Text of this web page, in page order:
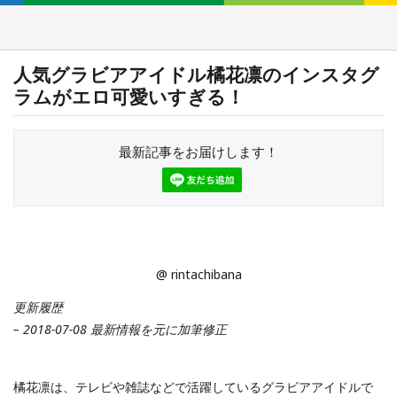
人気グラビアアイドル橘花凛のインスタグ
ラムがエロ可愛いすぎる！
最新記事をお届けします！
@ rintachibana
更新履歴
– 2018-07-08 最新情報を元に加筆修正
橘花凛は、テレビや雑誌などで活躍しているグラビアアイドルで